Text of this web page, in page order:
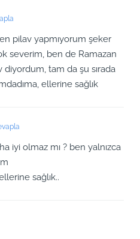
pilav yapmıyorum şeker
severim, ben de Ramazan
diyordum, tam da şu sırada
ellerine sağlık
iyi olmaz mı ? ben yalnızca
sağlık..